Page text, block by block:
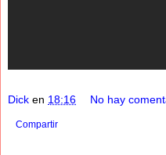
Dick en 18:16 No hay
Compartir